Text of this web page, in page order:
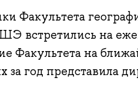
Факультета
встретились на
Факультета на
за год представила